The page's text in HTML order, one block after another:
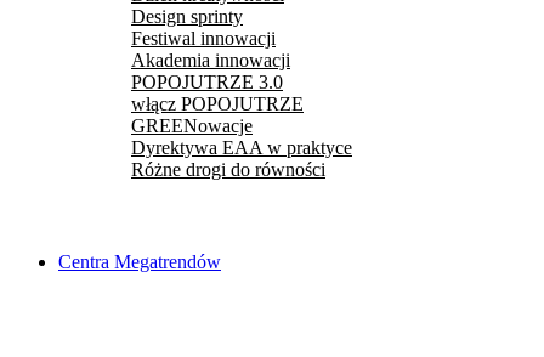
Design sprinty
Festiwal innowacji
Akademia innowacji
POPOJUTRZE 3.0
włącz POPOJUTRZE
GREENowacje
Dyrektywa EAA w praktyce
Różne drogi do równości
Centra Megatrendów